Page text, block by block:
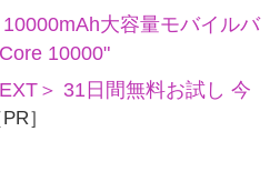
大容量モバイルバ
10000"
＞ 31日間無料お試し 今
PR］